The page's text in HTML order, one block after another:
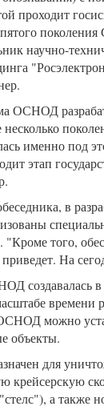
проходит
научно-
ОСНОД
именно под
этап
в
того,
На
создавалась в
можно
объекты.
для
крейсерскую
а также